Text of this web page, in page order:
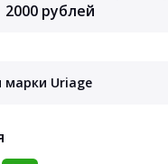
2000 рублей
марки Uriage